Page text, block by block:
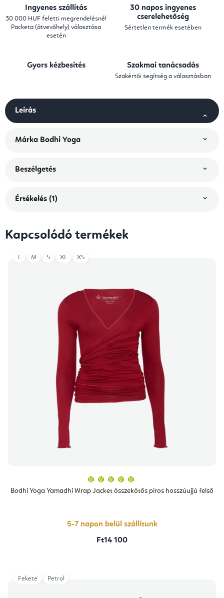
Ingyenes szállítás
30 000 HUF feletti megrendelésnél
Packeta (átvevőhely) választása
esetén
30 napos ingyenes
cserelehetőség
Sértetlen termék esetében
Gyors kézbesítés Szakmai tanácsadás
Szakértői segítség a választásban
Leírás
Márka Bodhi Yoga
Beszélgetés
Értékelés (1)
Kapcsolódó termékek
Bodhi Yoga Yamadhi Wrap Jacket összekötős piros hosszúujjú felső
átlagos
értékelése
csillag.
5-7 napon belül szállítunk
Ft14 100
L M S XL XS
Fekete Petrol